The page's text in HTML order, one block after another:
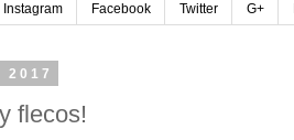
Instagram Facebook Twitter G+
2017
flecos!